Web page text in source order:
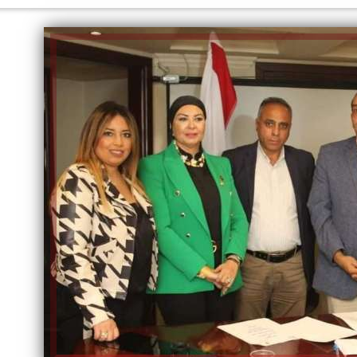
إلهام شرشر تكتب: دي مبقتش كورة..
دي سياسة
الكاتبة إلهام شرشر تهنئ الرئيس
السيسي بعيد ميلاده وتُشيد بجهوده
في بناء الدولة